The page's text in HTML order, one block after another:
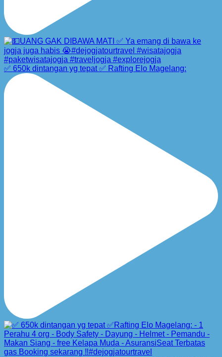
✅ 650k dintangan yg tepat ✅ Rafting Elo Magelang: